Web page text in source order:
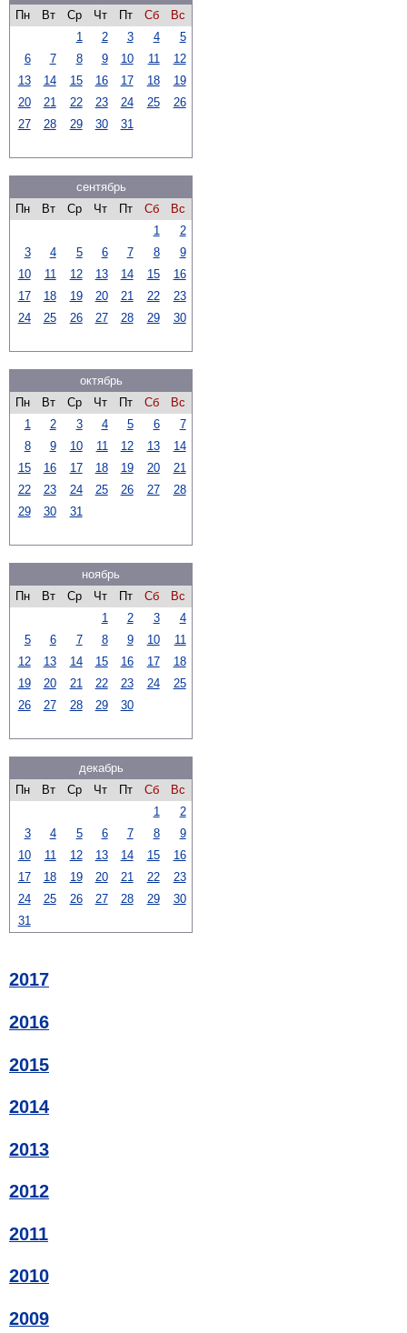
Пн
Вт Ср Чт Пт Сб
Вс
1
2 3 4
5
6
7 8 9 10 11
12
13
14 15 16 17 18
19
20
21 22 23 24 25
26
27
28 29 30 31
сентябрь
Пн
Вт Ср Чт Пт Сб
Вс
1
2
3
4 5 6 7 8
9
10
11 12 13 14 15
16
17
18 19 20 21 22
23
24
25 26 27 28 29 30
октябрь
Пн
Вт Ср Чт Пт Сб
Вс
1
2 3 4 5 6
7
8
9 10 11 12 13
14
15
16 17 18 19 20
21
22
23 24 25 26 27
28
29
30 31
ноябрь
Пн
Вт Ср Чт Пт Сб
Вс
1
2 3
4
5
6 7 8 9 10
11
12
13 14 15 16 17
18
19
20 21 22 23 24
25
26
27 28 29 30
декабрь
Пн
Вт Ср Чт Пт Сб
Вс
1
2
3
4 5 6 7 8
9
10
11 12 13 14 15
16
17
18 19 20 21 22
23
24
25 26 27 28 29
30
31
2017
2016
2015
2014
2013
2012
2011
2010
2009